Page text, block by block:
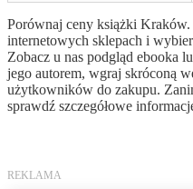
Porównaj ceny książki
internetowych sklepach i
Zobacz u nas podgląd ebooka
jego autorem, wgraj skróconą
użytkowników do zakupu.
sprawdź szczegółowe